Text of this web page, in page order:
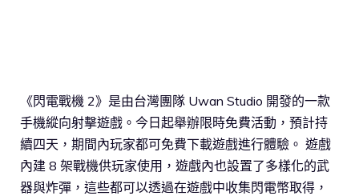
《閃電戰機 2》是由台灣團隊 Uwan Studio 開發的一款
手機縱向射擊遊戲。今日起舉辦限時免費活動，預計持
續四天，期間內玩家都可免費下載遊戲進行體驗。 遊戲
內建 8 架戰機供玩家使用，遊戲內也設置了多樣化的武
器與炸彈，這些都可以透過在遊戲中收集閃電幣取得，